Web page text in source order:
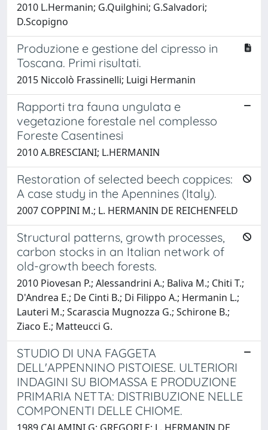
2010 L.Hermanin; G.Quilghini; G.Salvadori;
D.Scopigno
Produzione e gestione del cipresso in
Toscana. Primi risultati.
2015 Niccolò Frassinelli; Luigi Hermanin
Rapporti tra fauna ungulata e
vegetazione forestale nel complesso
Foreste Casentinesi
2010 A.BRESCIANI; L.HERMANIN
Restoration of selected beech coppices:
A case study in the Apennines (Italy).
2007 COPPINI M.; L. HERMANIN DE REICHENFELD
Structural patterns, growth processes,
carbon stocks in an Italian network of
old-growth beech forests.
2010 Piovesan P.; Alessandrini A.; Baliva M.; Chiti T.;
D'Andrea E.; De Cinti B.; Di Filippo A.; Hermanin L.;
Lauteri M.; Scarascia Mugnozza G.; Schirone B.;
Ziaco E.; Matteucci G.
STUDIO DI UNA FAGGETA
DELL'APPENNINO PISTOIESE. ULTERIORI
INDAGINI SU BIOMASSA E PRODUZIONE
PRIMARIA NETTA: DISTRIBUZIONE NELLE
COMPONENTI DELLE CHIOME.